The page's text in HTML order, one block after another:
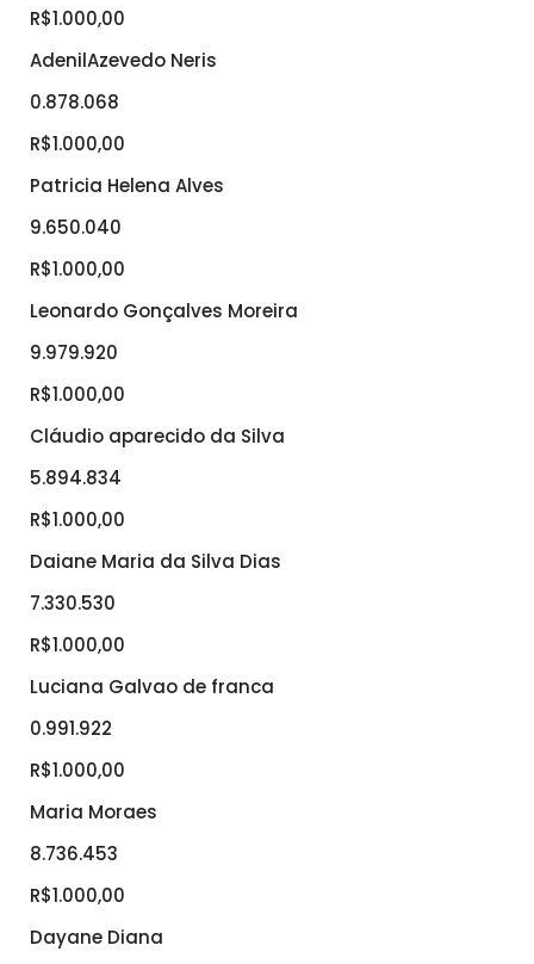
R$1.000,00
AdenilAzevedo Neris
0.878.068
R$1.000,00
Patricia Helena Alves
9.650.040
R$1.000,00
Leonardo Gonçalves Moreira
9.979.920
R$1.000,00
Cláudio aparecido da Silva
5.894.834
R$1.000,00
Daiane Maria da Silva Dias
7.330.530
R$1.000,00
Luciana Galvao de franca
0.991.922
R$1.000,00
Maria Moraes
8.736.453
R$1.000,00
Dayane Diana